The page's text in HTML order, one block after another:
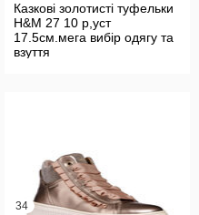
Казкові золотисті туфельки
H&M 27 10 р,уст
17.5см.мега вибір одягу та
взуття
34